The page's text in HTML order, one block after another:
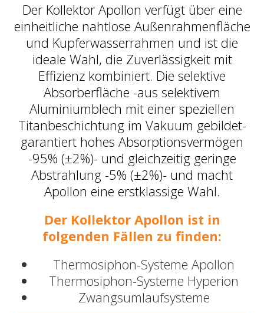
Der Kollektor Apollon verfügt über eine
einheitliche nahtlose Außenrahmenfläche
und Kupferwasserrahmen und ist die
ideale Wahl, die Zuverlässigkeit mit
Effizienz kombiniert. Die selektive
Absorberfläche -aus selektivem
Aluminiumblech mit einer speziellen
Titanbeschichtung im Vakuum gebildet-
garantiert hohes Absorptionsvermögen
-95% (±2%)- und gleichzeitig geringe
Abstrahlung -5% (±2%)- und macht
Apollon eine erstklassige Wahl.
Der Kollektor Apollon ist in
folgenden Fällen zu finden:
Thermosiphon-Systeme Apollon
Thermosiphon-Systeme Hyperion
Zwangsumlaufsysteme